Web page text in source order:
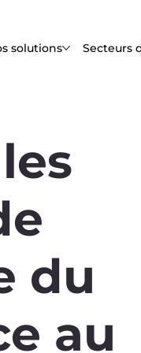
solutions Secteurs
du
au